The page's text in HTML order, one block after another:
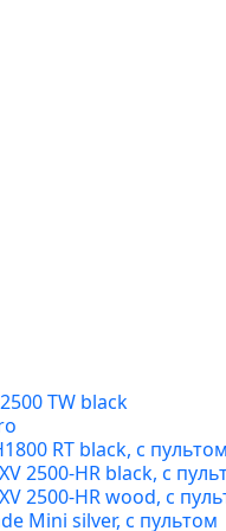
TW black
RT black, с пультом
2500-HR black, с
2500-HR wood, с
Mini silver, с пультом